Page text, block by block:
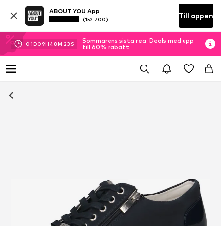
ABOUT YOU App
(152 700) Till appen
01D 09H 48M 23 S
Sommarens sista rea: Deals med upp
till 60% rabatt